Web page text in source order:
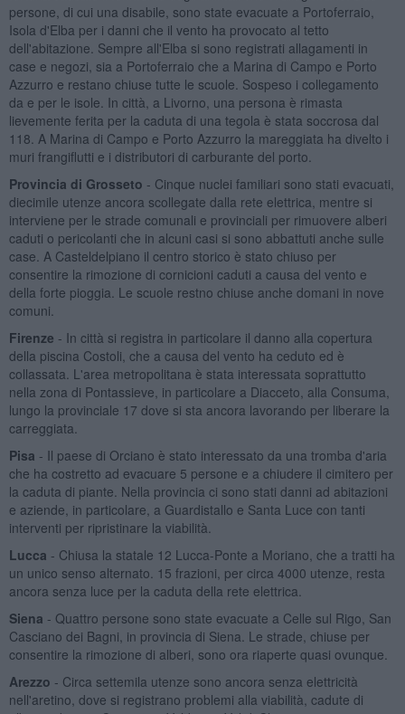
persone, di cui una disabile, sono state evacuate a Portoferraio,
Isola d'Elba per i danni che il vento ha provocato al tetto
dell'abitazione. Sempre all'Elba si sono registrati allagamenti in
case e negozi, sia a Portoferraio che a Marina di Campo e Porto
Azzurro e restano chiuse tutte le scuole. Sospeso i collegamento
da e per le isole. In città, a Livorno, una persona è rimasta
lievemente ferita per la caduta di una tegola è stata soccrosa dal
118. A Marina di Campo e Porto Azzurro la mareggiata ha divelto i
muri frangiflutti e i distributori di carburante del porto.
Provincia di Grosseto - Cinque nuclei familiari sono stati evacuati,
diecimile utenze ancora scollegate dalla rete elettrica, mentre si
interviene per le strade comunali e provinciali per rimuovere alberi
caduti o pericolanti che in alcuni casi si sono abbattuti anche sulle
case. A Casteldelpiano il centro storico è stato chiuso per
consentire la rimozione di cornicioni caduti a causa del vento e
della forte pioggia. Le scuole restno chiuse anche domani in nove
comuni.
Firenze - In città si registra in particolare il danno alla copertura
della piscina Costoli, che a causa del vento ha ceduto ed è
collassata. L'area metropolitana è stata interessata soprattutto
nella zona di Pontassieve, in particolare a Diacceto, alla Consuma,
lungo la provinciale 17 dove si sta ancora lavorando per liberare la
carreggiata.
Pisa - Il paese di Orciano è stato interessato da una tromba d'aria
che ha costretto ad evacuare 5 persone e a chiudere il cimitero per
la caduta di piante. Nella provincia ci sono stati danni ad abitazioni
e aziende, in particolare, a Guardistallo e Santa Luce con tanti
interventi per ripristinare la viabilità.
Lucca - Chiusa la statale 12 Lucca-Ponte a Moriano, che a tratti ha
un unico senso alternato. 15 frazioni, per circa 4000 utenze, resta
ancora senza luce per la caduta della rete elettrica.
Siena - Quattro persone sono state evacuate a Celle sul Rigo, San
Casciano dei Bagni, in provincia di Siena. Le strade, chiuse per
consentire la rimozione di alberi, sono ora riaperte quasi ovunque.
Arezzo - Circa settemila utenze sono ancora senza elettricità
nell'aretino, dove si registrano problemi alla viabilità, cadute di